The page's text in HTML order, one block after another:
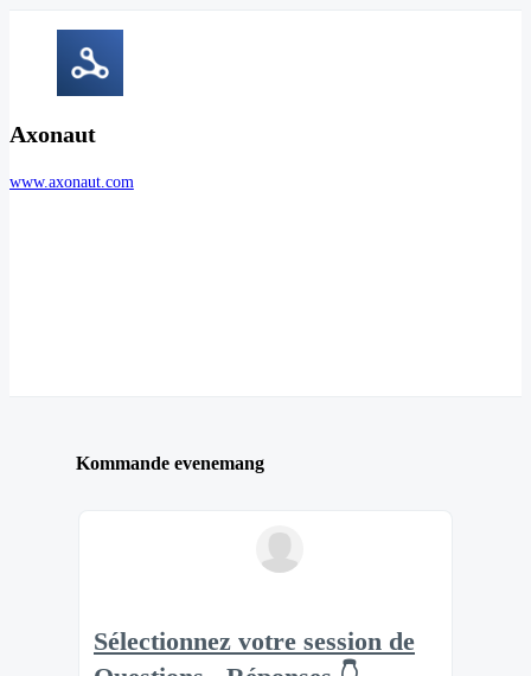
Axonaut
www.axonaut.com
Kommande evenemang
Sélectionnez votre session de